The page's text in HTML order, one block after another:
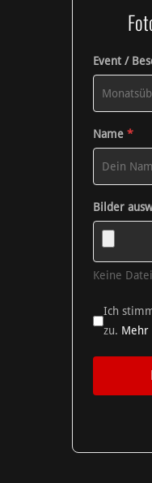
Event /
Name *
Bilder
Keine
Ich
zu. Mehr